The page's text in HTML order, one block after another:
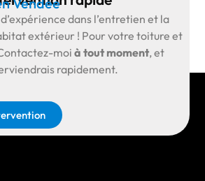
dans l’entretien et la
extérieur ! Pour votre toiture et
moi à tout moment, et
rapidement.